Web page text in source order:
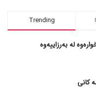
Trending
لە بەرزاییەوە
کانی